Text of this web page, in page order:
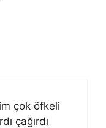
çok öfkeli
çağırdı